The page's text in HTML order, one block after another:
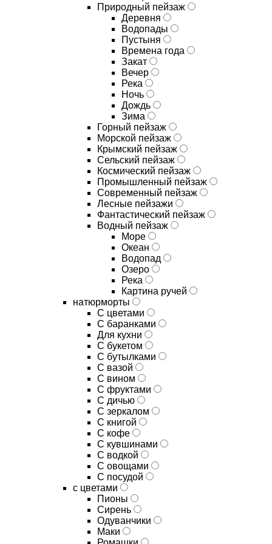
Природный пейзаж
Деревня
Водопады
Пустыня
Времена года
Закат
Вечер
Река
Ночь
Дождь
Зима
Горный пейзаж
Морской пейзаж
Крымский пейзаж
Сельский пейзаж
Космический пейзаж
Промышленный пейзаж
Современный пейзаж
Лесные пейзажи
Фантастический пейзаж
Водный пейзаж
Море
Океан
Водопад
Озеро
Река
Картина ручей
натюрморты
С цветами
С баранками
Для кухни
C букетом
C бутылками
C вазой
C вином
C фруктами
C дичью
C зеркалом
C книгой
C кофе
C кувшинами
C водкой
C овощами
C посудой
с цветами
Пионы
Сирень
Одуванчики
Маки